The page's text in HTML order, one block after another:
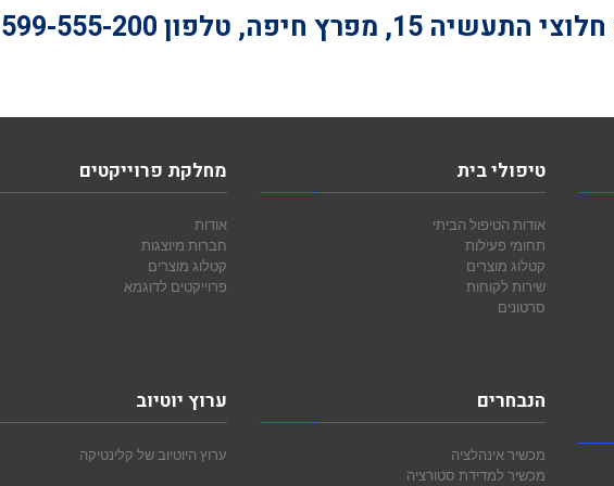
חלוצי התעשיה 15, מפרץ חיפה, טלפון 555-200
טיפולי בית
אודות הטיפול הביתי
תחומי פעילות
קטלוג מוצרים
שירות לקוחות
סרטונים
הנבחרים
מכשיר אינהלציה
מכשיר למדידת סטורציה
מחלקת פרוייקטים
אודות
חברות מיוצגות
קטלוג מוצרים
פרוייקטים לדוגמא
ערוץ יוטיוב
ערוץ היוטיוב של קלינטיקה